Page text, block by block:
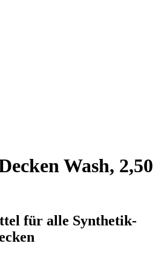
Wash, 2,50
für alle Synthetik-